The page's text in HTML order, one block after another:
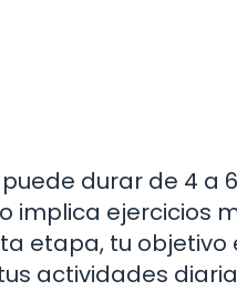
durar de 4 a
implica ejercicios
etapa, tu
actividades